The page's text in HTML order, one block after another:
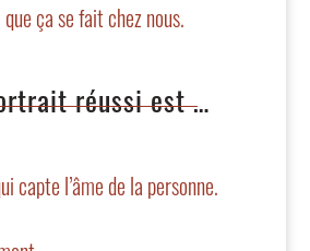
ça se fait chez nous.
réussi est …
capte l’âme de la personne.